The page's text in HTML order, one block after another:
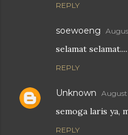
REPLY
soewoeng
selamat
REPLY
Unknown August
semoga laris ya,
REPLY